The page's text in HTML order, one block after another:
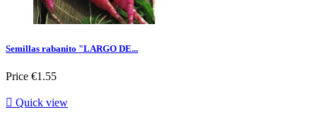
Semillas rabanito "LARGO DE...
Price €1.55
 Quick view